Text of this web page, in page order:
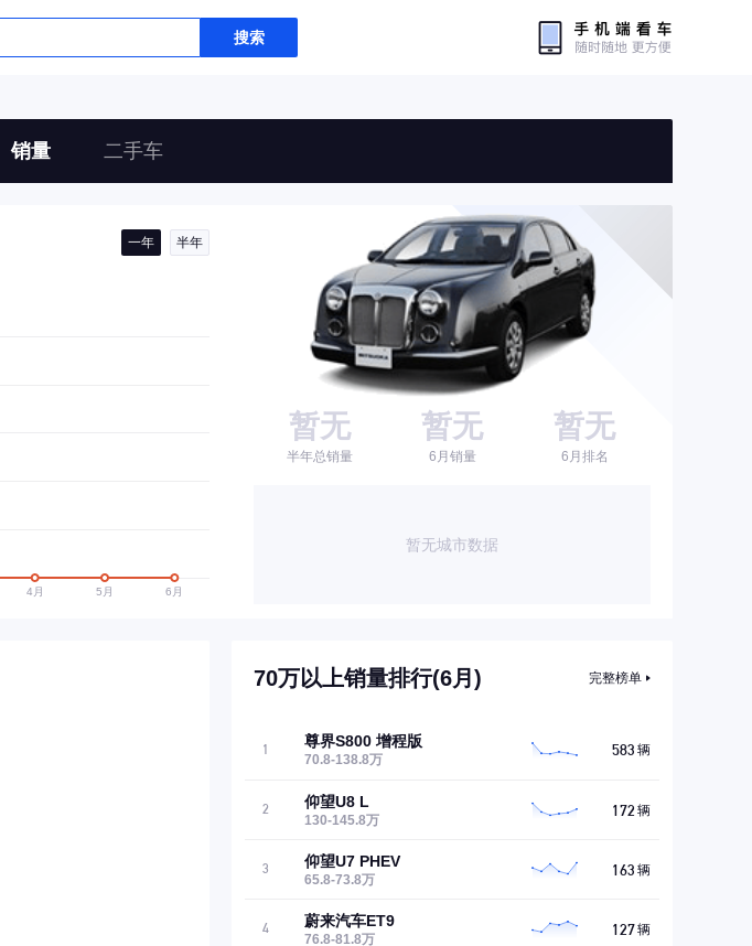
搜索
销量 二手车
一年 半年
暂无
半年总销量
暂无
6月销量
暂无
6月排名
暂无城市数据
70万以上销量排行(6月) 完整榜单
1 尊界S800 增程版
70.8-138.8万
583 辆
2 仰望U8 L
130-145.8万
172 辆
3 仰望U7 PHEV
65.8-73.8万
163 辆
4 蔚来汽车ET9
76.8-81.8万
127辆